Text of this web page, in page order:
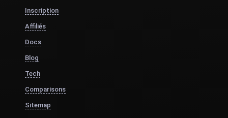
Inscription
Affiliés
Docs
Blog
Tech
Comparisons
Sitemap